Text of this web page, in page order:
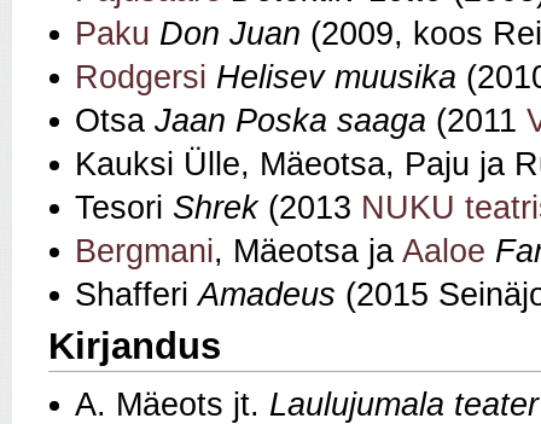
Paku Don Juan (2009, koos
Rodgersi Helisev muusika
Otsa Jaan Poska saaga (2011
Kauksi Ülle, Mäeotsa, Paju ja
Tesori Shrek(2013 NUKU
Bergmani, Mäeotsa ja Aaloe
ShafferiAmadeus (2015
Kirjandus
A. Mäeots jt. Laulujumala